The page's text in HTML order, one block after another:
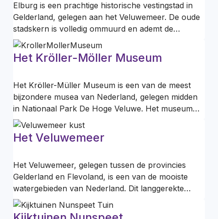
Elburg is een prachtige historische vestingstad in
Gelderland, gelegen aan het Veluwemeer. De oude
stadskern is volledig ommuurd en ademt de…
Het Kröller-Möller Museum
Het Kröller-Müller Museum is een van de meest
bijzondere musea van Nederland, gelegen midden
in Nationaal Park De Hoge Veluwe. Het museum…
Het Veluwemeer
Het Veluwemeer, gelegen tussen de provincies
Gelderland en Flevoland, is een van de mooiste
watergebieden van Nederland. Dit langgerekte…